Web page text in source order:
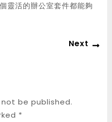
靈活的辦公室套件都能夠
Next
be published.
*